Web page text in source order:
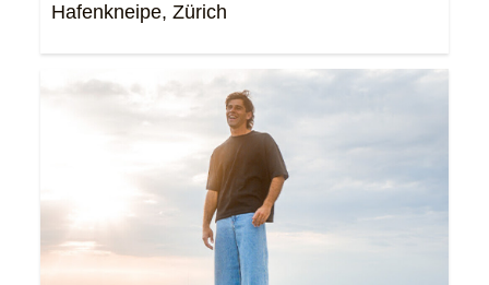
Hafenkneipe, Zürich